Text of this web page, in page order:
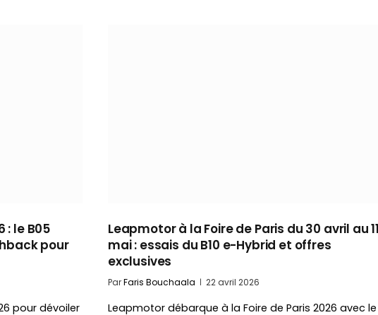
: le B05
pour
pour dévoiler
Leapmotor à la Foire de Paris du 30 avril au 11
mai : essais du B10 e-Hybrid et offres
exclusives
ParFaris Bouchaala 22 avril 2026
Leapmotor débarque à la Foire de Paris 2026 avec le